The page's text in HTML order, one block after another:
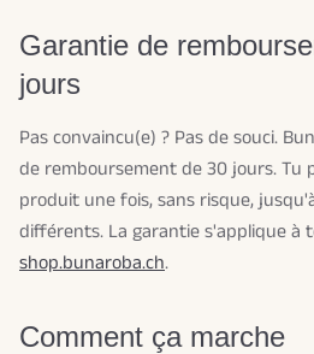
Garantie de
jours
Pas convaincu(e) ? Pas de souci.
de remboursement de 30 jours. Tu
produit une fois, sans risque,
différents. La garantie s'applique à
shop.bunaroba.ch.
Comment ça marche